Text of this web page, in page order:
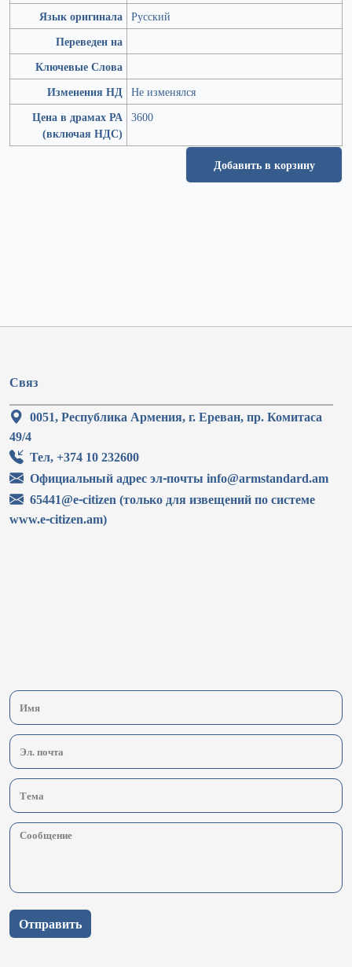
Язык оригинала Русский
Переведен на
Ключевые Слова
Изменения НД Не изменялся
Цена в драмах РА
(включая НДС)
3600
Добавить в корзину
Связ
0051, Республика Армения, г. Ереван, пр. Комитаса
49/4
Тел, +374 10 232600
Официальный адрес эл-почты info@armstandard.am
65441@e-citizen (только для извещений по системе
www.e-citizen.am)
Отправить